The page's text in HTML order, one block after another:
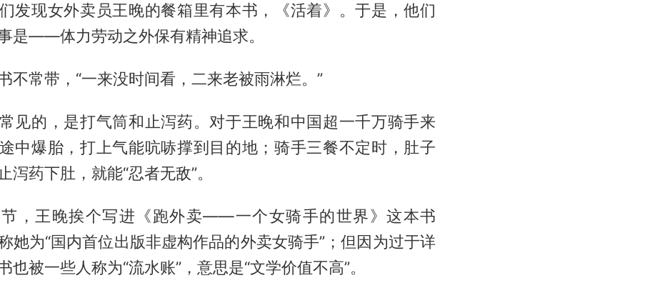
发现女外卖员王晚的餐箱里有本书，《活着》。于是，他们
是——体力劳动之外保有精神追求。
不常带，“一来没时间看，二来老被雨淋烂。”
见的，是打气筒和止泻药。对于王晚和中国超一千万骑手来
中爆胎，打上气能吭哧撑到目的地；骑手三餐不定时，肚子
泻药下肚，就能“忍者无敌”。
，王晚挨个写进《跑外卖——一个女骑手的世界》这本书
她为“国内首位出版非虚构作品的外卖女骑手”；但因为过于详
也被一些人称为“流水账”，意思是“文学价值不高”。